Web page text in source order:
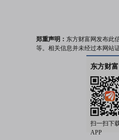
郑重声明： 东方财富网发布此
等。相关信息并未经过本网站
东方财富
扫一扫下
APP